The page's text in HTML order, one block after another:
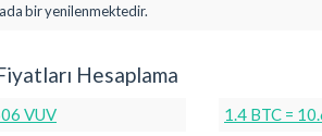
bir yenilenmektedir.
Hesaplama
VUV
1.4 BTC =